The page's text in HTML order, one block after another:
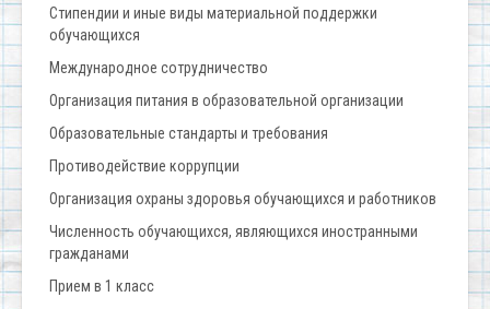
Стипендии и иные виды материальной поддержки
обучающихся
Международное сотрудничество
Организация питания в образовательной организации
Образовательные стандарты и требования
Противодействие коррупции
Организация охраны здоровья обучающихся и работников
Численность обучающихся, являющихся иностранными
гражданами
Прием в 1 класс